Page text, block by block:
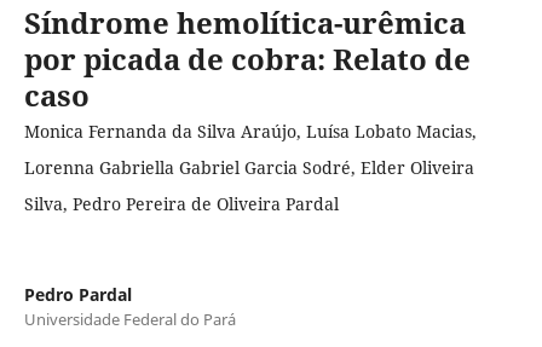
Síndrome hemolítica-urêmica
por picada de cobra: Relato de
caso
Monica Fernanda da Silva Araújo, Luísa Lobato Macias,
Lorenna Gabriella Gabriel Garcia Sodré, Elder Oliveira
Silva, Pedro Pereira de Oliveira Pardal
Pedro Pardal
Universidade Federal do Pará